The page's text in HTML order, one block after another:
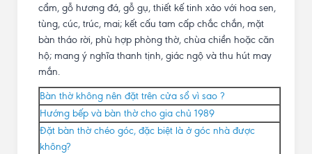
cẩm, gỗ hương đá, gỗ gụ, thiết kế tinh xảo với hoa sen,
tùng, cúc, trúc, mai; kết cấu tam cấp chắc chắn, mặt
bàn tháo rời, phù hợp phòng thờ, chùa chiền hoặc căn
hộ; mang ý nghĩa thanh tịnh, giác ngộ và thu hút may
mắn.
Bàn thờ không nên đặt trên cửa sổ vì sao ?
Hướng bếp và bàn thờ cho gia chủ 1989
Đặt bàn thờ chéo góc, đặc biệt là ở góc nhà được
không?